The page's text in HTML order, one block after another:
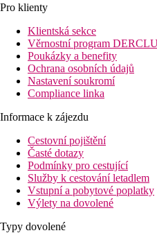
Pro klienty
Klientská sekce
Věrnostní program
Poukázky a benefity
Ochrana osobních údajů
Nastavení soukromí
Compliance linka
Informace k zájezdu
Cestovní pojištění
Časté dotazy
Podmínky pro cestující
Služby k cestování letadlem
Vstupní a pobytové poplatky
Výlety na dovolené
Typy dovolené